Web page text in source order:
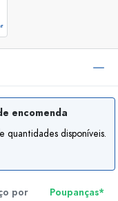
encomenda
quantidades disponíveis.
por
Poupanças*